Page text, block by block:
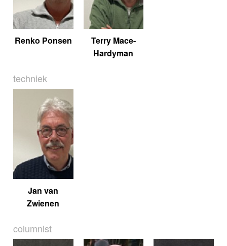
Renko Ponsen
Terry Mace-
Hardyman
techniek
Jan van
Zwienen
columnist